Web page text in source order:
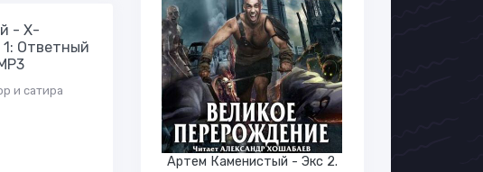
- Х-
Ответный
и сатира
Артем Каменистый - Экс 2.